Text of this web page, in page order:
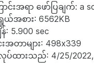
င်းအရာ ဖော်ပြချက်: a
အစား: 6562KB
န်: 5.900 sec
တာများ: 498x339
ားသည်: 4/25/2022,